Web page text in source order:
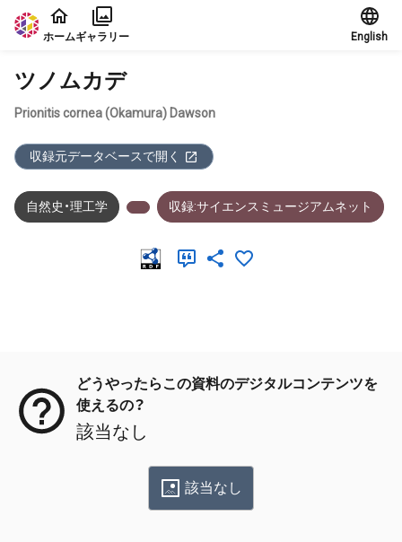
本文に飛ぶ
ホームギャラリー English
ツノムカデ
Prionitis cornea (Okamura) Dawson
収録元データベースで開く
自然史・理工学 収録:サイエンスミュージアムネット
どうやったらこの資料のデジタルコンテンツを
使えるの？
該当なし
該当なし